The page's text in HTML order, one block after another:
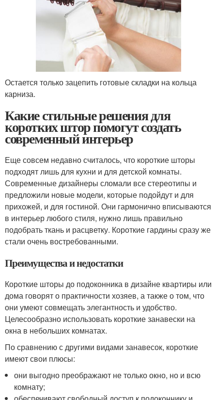
Остается только зацепить готовые складки на кольца
карниза.
Какие стильные решения для
коротких штор помогут создать
современный интерьер
Еще совсем недавно считалось, что короткие шторы
подходят лишь для кухни и для детской комнаты.
Современные дизайнеры сломали все стереотипы и
предложили новые модели, которые подойдут и для
прихожей, и для гостиной. Они гармонично вписываются
в интерьер любого стиля, нужно лишь правильно
подобрать ткань и расцветку. Короткие гардины сразу же
стали очень востребованными.
Преимущества и недостатки
Короткие шторы до подоконника в дизайне квартиры или
дома говорят о практичности хозяев, а также о том, что
они умеют совмещать элегантность и удобство.
Целесообразно использовать короткие занавески на
окна в небольших комнатах.
По сравнению с другими видами занавесок, короткие
имеют свои плюсы:
они выгодно преображают не только окно, но и всю
комнату;